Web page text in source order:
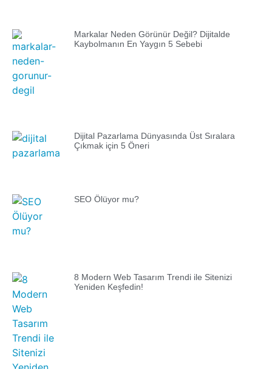
Markalar Neden Görünür Değil? Dijitalde
Kaybolmanın En Yaygın 5 Sebebi
Dijital Pazarlama Dünyasında Üst Sıralara
Çıkmak için 5 Öneri
SEO Ölüyor mu?
8 Modern Web Tasarım Trendi ile Sitenizi
Yeniden Keşfedin!